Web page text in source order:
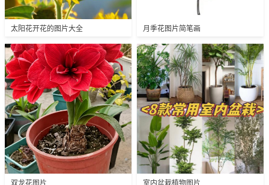
太阳花开花的图片大全 月季花图片简笔画
双龙花图片 室内盆栽植物图片